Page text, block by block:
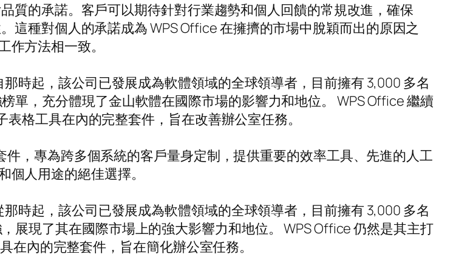
質的承諾。客戶可以期待針對行業趨勢和個人回饋的常規改進，確保
這種對個人的承諾成為 WPS Office 在擁擠的市場中脫穎而出的原因之
方法相一致。
時起，該公司已發展成為軟體領域的全球領導者，目前擁有 3,000 多名
單，充分體現了金山軟體在國際市場的影響力和地位。 WPS Office 繼續
格工具在內的完整套件，旨在改善辦公室任務。
件，專為跨多個系統的客戶量身定制，提供重要的效率工具、先進的人工
人用途的絕佳選擇。
時起，該公司已發展成為軟體領域的全球領導者，目前擁有 3,000 多名
展現了其在國際市場上的強大影響力和地位。 WPS Office 仍然是其主打
在內的完整套件，旨在簡化辦公室任務。